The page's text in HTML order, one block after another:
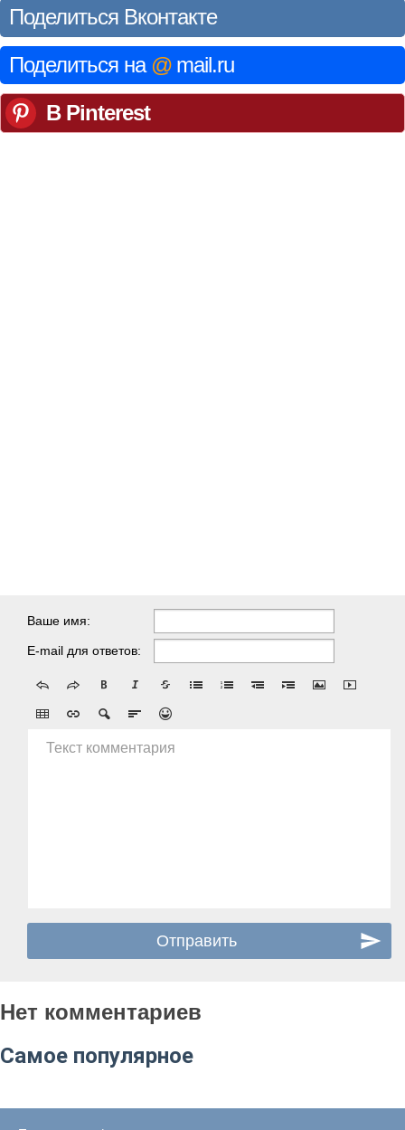
Поделиться Вконтакте
Поделиться на @ mail.ru
В Pinterest
Ваше имя:
E-mail для ответов:
Текст комментария
Нет комментариев
Самое популярное